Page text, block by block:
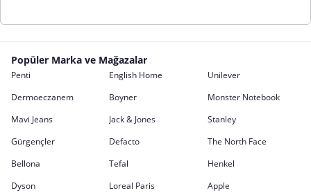
Popüler Marka ve Mağazalar
Penti English Home
Unilever
Dermoeczanem
Boyner
Monster Notebook
Mavi Jeans
Jack & Jones
Stanley
Gürgençler
Defacto
The North Face
Bellona
Tefal
Henkel
Dyson
Loreal Paris
Apple